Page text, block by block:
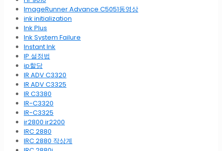
ImageRunner Advance C5051동영상
ink initialization
Ink Plus
Ink System Failure
Instant Ink
IP 설정법
ip할당
IR ADV C3320
IR ADV C3325
IR C3380
IR-C3320
IR-C3325
ir2800 ir2200
IRC 2880
IRC 2880 작상계